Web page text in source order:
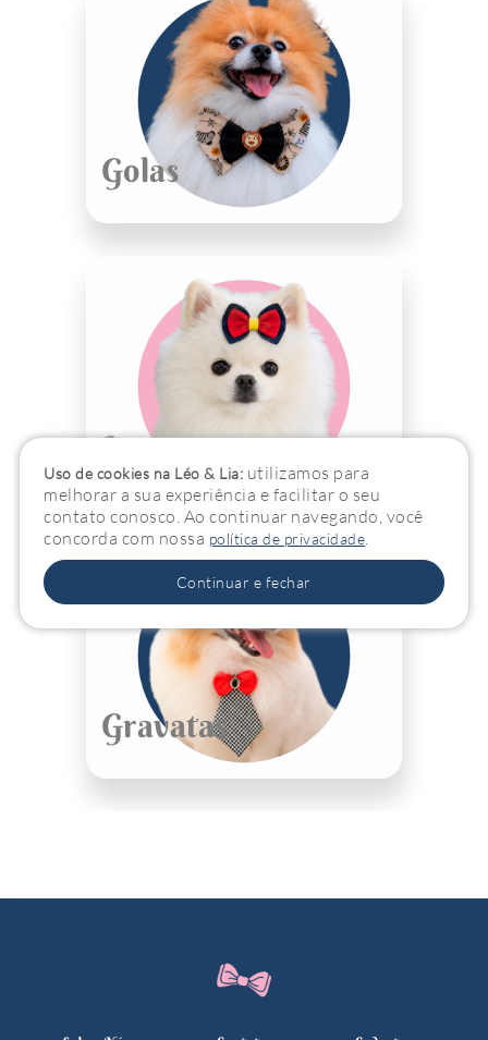
Golas
Laços
Gravatas
Uso de cookies na Léo & Lia: utilizamos para
melhorar a sua experiência e facilitar o seu
contato conosco. Ao continuar navegando, você
concorda com nossa política de privacidade
Continuar e fechar